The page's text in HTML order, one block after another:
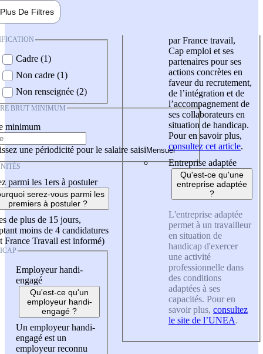
Plus De Filtres
Cadre (1)
Non cadre (1)
Non renseignée (2)
BRUT MINIMUM
minimum
une périodicité pour le salaire saisi
parmi les 1ers à postuler
serez-vous parmi les
premiers à postuler ?
de plus de 15 jours,
moins de 4 candidatures
France Travail est informé)
Employeur handi-
engagé
Qu'est-ce qu'un
employeur handi-
engagé ?
Un employeur handi-
engagé est un
employeur reconnu
par France travail,
Cap emploi et ses
partenaires pour ses
actions concrètes en
faveur du recrutement,
de l’intégration et de
l’accompagnement de
ses collaborateurs en
situation de handicap.
Pour en savoir plus,
consultez cet article.
Entreprise adaptée
Qu'est-ce qu'une
entreprise adaptée
?
L'entreprise adaptée
permet à un travailleur
en situation de
handicap d'exercer
une activité
professionnelle dans
des conditions
adaptées à ses
capacités. Pour en
savoir plus, consultez
le site de l’UNEA.